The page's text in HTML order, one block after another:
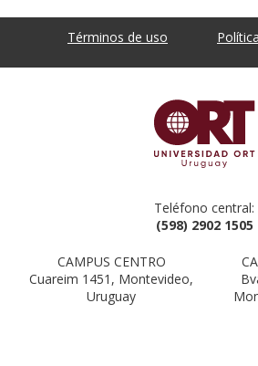
Términos de uso
Teléfono central:
(598) 2902 1505
CAMPUS CENTRO
Cuareim 1451, Montevideo,
Uruguay